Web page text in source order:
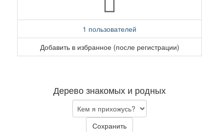
1 пользователей
Добавить в избранное (после регистрации)
Дерево знакомых и родных
Сохранить